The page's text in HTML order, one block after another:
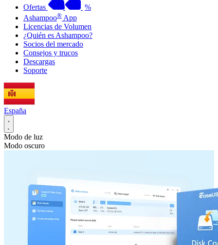
Ofertas
%
Ashampoo® App
Licencias de Volumen
¿Quién es Ashampoo?
Socios del mercado
Consejos y trucos
Descargas
Soporte
España
Modo de luz
Modo oscuro